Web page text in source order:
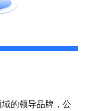
的领导品牌，公